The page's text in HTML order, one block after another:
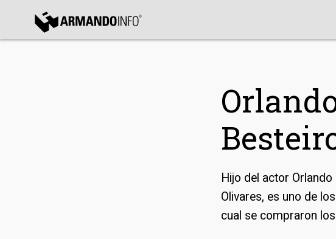
Hijo del actor
Olivares, es uno de
cual se compraron